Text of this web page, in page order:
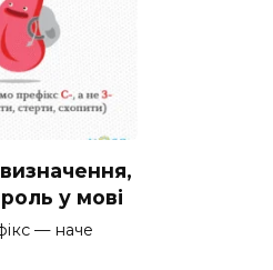
у мові
— наче